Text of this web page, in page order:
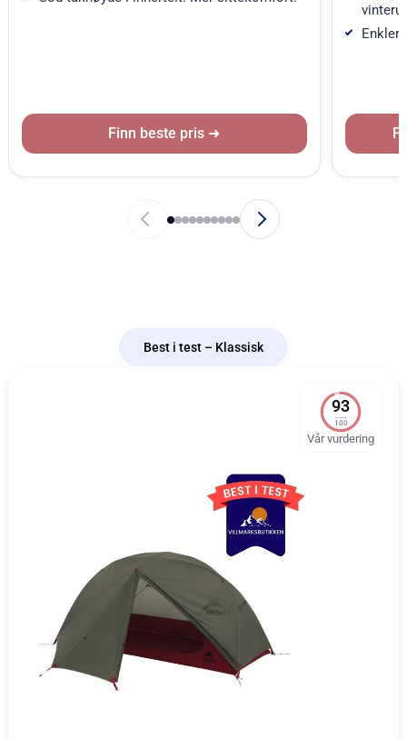
Finn beste pris
Best i test – Klassisk
93
100
Vår vurdering